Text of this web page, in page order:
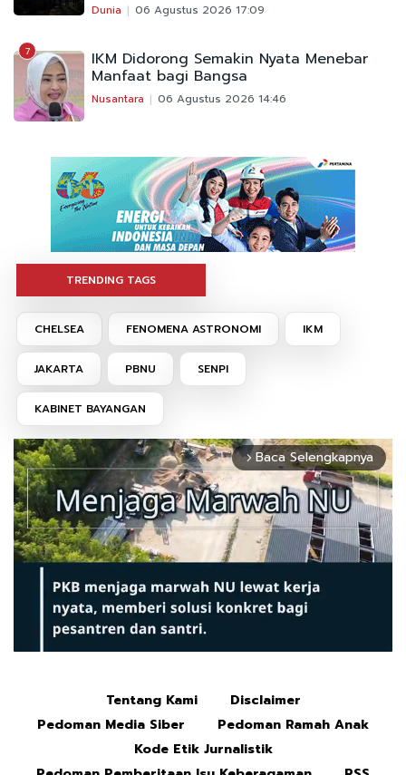
Dunia 06 Agustus 2026 17:09
7 IKM Didorong Semakin Nyata Menebar
Manfaat bagi Bangsa
Nusantara 06 Agustus 2026 14:46
TRENDING TAGS
CHELSEA FENOMENA ASTRONOMI IKM
JAKARTA PBNU SENPI
KABINET BAYANGAN
arrow_forward_ios Baca Selengkapnya
Tentang Kami
Disclaimer
Pedoman Media Siber
Pedoman Ramah Anak
Kode Etik Jurnalistik